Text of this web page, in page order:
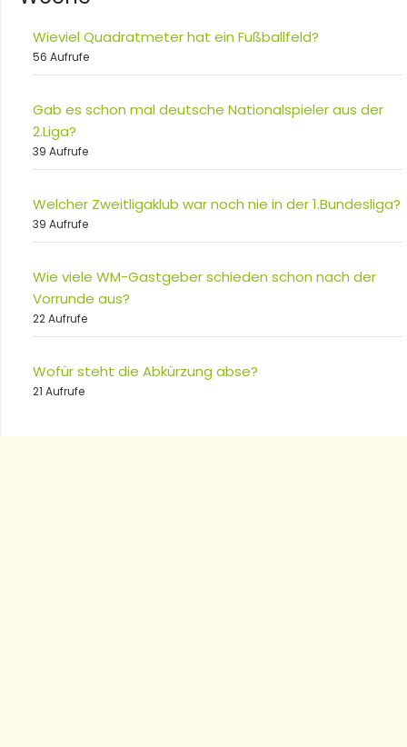
Wieviel Quadratmeter hat ein Fußballfeld?
56 Aufrufe
Gab es schon mal deutsche Nationalspieler aus der
2.Liga?
39 Aufrufe
Welcher Zweitligaklub war noch nie in der 1.Bundesliga?
39 Aufrufe
Wie viele WM-Gastgeber schieden schon nach der
Vorrunde aus?
22 Aufrufe
Wofür steht die Abkürzung abse?
21 Aufrufe